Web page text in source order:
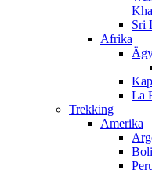
Sri
Afrika
La
Trekking
Amerika